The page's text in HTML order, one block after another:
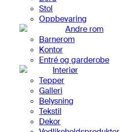
Stol
Oppbevaring
Andre rom
Barnerom
Kontor
Entré og garderobe
Interiør
Tepper
Galleri
Belysning
Tekstil
Dekor